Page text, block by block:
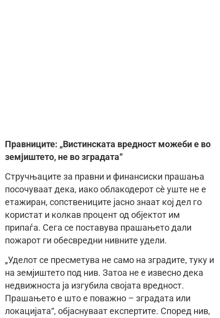
Правниците: „Вистинската вредност можеби е во
земјиштето, не во зградата“
Стручњаците за правни и финансиски прашања
посочуваат дека, иако облакодерот сè уште не е
етажиран, сопствениците јасно знаат кој дел го
користат и колкав процент од објектот им
припаѓа. Сега се поставува прашањето дали
пожарот ги обесвредни нивните удели.
„Уделот се пресметува не само на зградите, туку и
на земјиштето под нив. Затоа не е извесно дека
недвижноста ја изгубила својата вредност.
Прашањето е што е поважно – зградата или
локацијата“, објаснуваат експертите. Според нив,